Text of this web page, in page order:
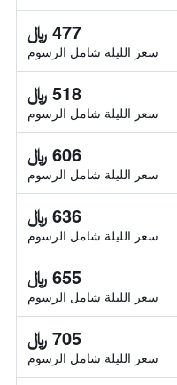
477 ﷼
سعر الليلة شامل الرسوم
518 ﷼
سعر الليلة شامل الرسوم
606 ﷼
سعر الليلة شامل الرسوم
636 ﷼
سعر الليلة شامل الرسوم
655 ﷼
سعر الليلة شامل الرسوم
705 ﷼
سعر الليلة شامل الرسوم